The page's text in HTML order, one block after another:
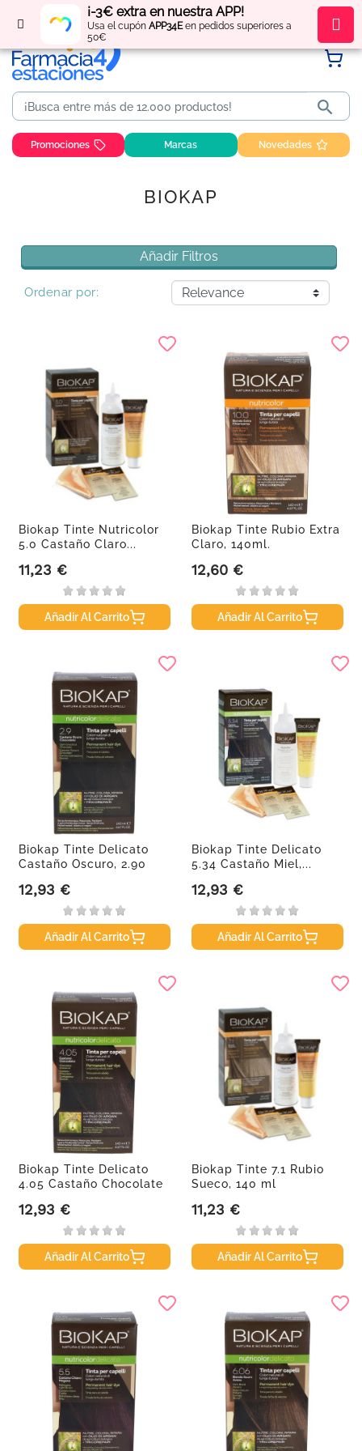
¡-3€ extra en nuestra APP!
Usa el cupón APP34Een pedidos superiores a
50€
Regístratey obténpuntos por tus compras

Promociones Marcas Novedades
BIOKAP
Añadir Filtros
Ordenar por:
Biokap Tinte Nutricolor
5.0 Castaño Claro...
Precio
11,23 €
Añadir Al Carrito
Biokap Tinte Rubio Extra
Claro, 140ml.
Precio
12,60 €
Añadir Al Carrito
Biokap Tinte Delicato
Castaño Oscuro, 2.90
Precio
12,93 €
Añadir Al Carrito
Biokap Tinte Delicato
5.34 Castaño Miel,...
Precio
12,93 €
Añadir Al Carrito
Biokap Tinte Delicato
4.05 Castaño Chocolate
Precio
12,93 €
Añadir Al Carrito
Biokap Tinte 7.1 Rubio
Sueco, 140 ml
Precio
11,23 €
Añadir Al Carrito